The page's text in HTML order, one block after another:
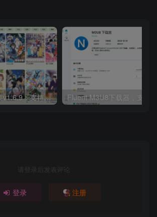
Kazumi番剧采集v1.6.9：支持自定义规则+在线观看+弹幕，跨平台下载 Fluent M3U8下载器，支持
请登录后发表评论
登录 注册